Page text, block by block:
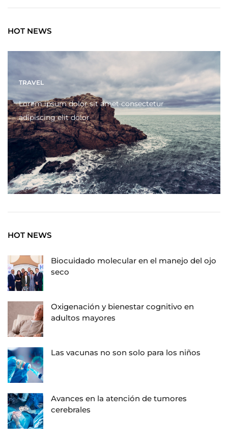
HOT NEWS
TRAVEL
Lorem ipsum dolor sit amet consectetur
adipiscing elit dolor
HOT NEWS
Biocuidado molecular en el manejo del ojo
seco
Oxigenación y bienestar cognitivo en
adultos mayores
Las vacunas no son solo para los niños
Avances en la atención de tumores
cerebrales